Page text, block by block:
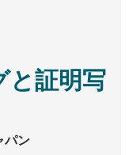
と証明写
パン